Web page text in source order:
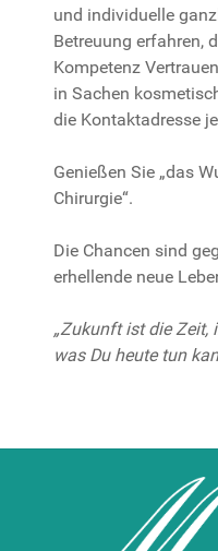
und individuelle
Betreuung erfahren,
Kompetenz
in Sachen
die Kontaktadresse
Genießen Sie „das
Chirurgie“.
Die Chancen sind
erhellende neue
„Zukunft ist die Zeit,
was Du heute tun